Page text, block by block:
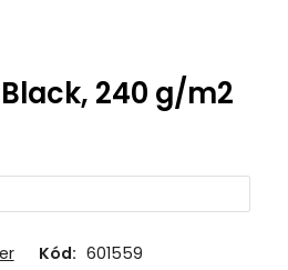
240 g/m2
Kód: 601559